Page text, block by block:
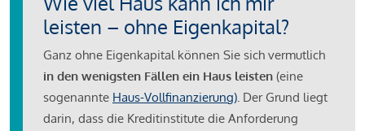
leisten – ohne Eigenkapital?
Ganz ohne Eigenkapital können Sie sich vermutlich
in den wenigsten Fällen ein Haus leisten (eine
sogenannte Haus-Vollfinanzierung). Der Grund liegt
darin, dass die Kreditinstitute die Anforderung